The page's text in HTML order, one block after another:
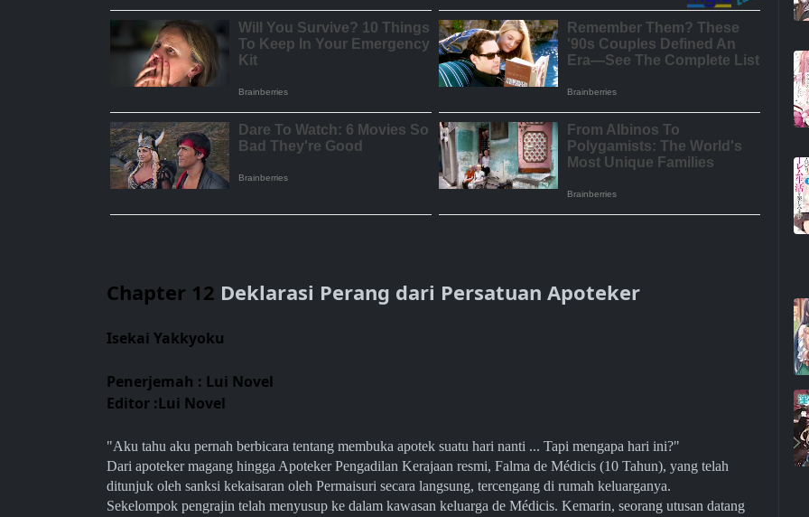
Chapter 12 Deklarasi Perang dari Persatuan Apoteker
Isekai Yakkyoku
Penerjemah : Lui Novel
Editor :Lui Novel
"Aku tahu aku pernah berbicara tentang membuka apotek suatu hari nanti ... Tapi mengapa hari ini?"
Dari apoteker magang hingga Apoteker Pengadilan Kerajaan resmi, Falma de Médicis (10 Tahun), yang telah
ditunjuk oleh sanksi kekaisaran oleh Permaisuri secara langsung, tercengang di rumah keluarganya.
Sekelompok pengrajin telah menyusup ke dalam kawasan keluarga de Médicis. Kemarin, seorang utusan datang